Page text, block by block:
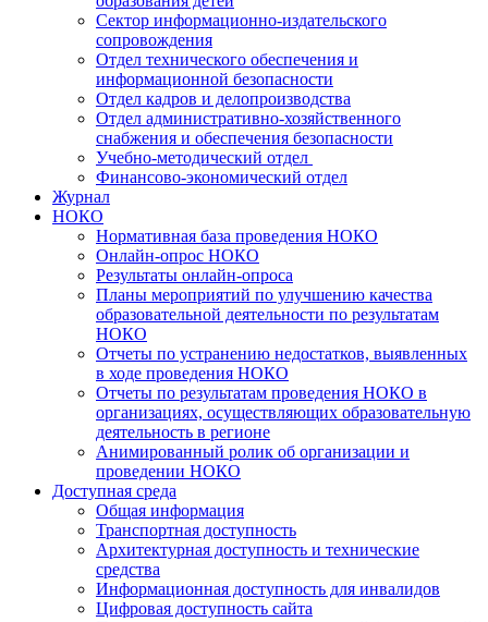
Сектор информационно-издательского
сопровождения
Отдел технического обеспечения и
информационной безопасности
Отдел кадров и делопроизводства
Отдел административно-хозяйственного
снабжения и обеспечения безопасности
Учебно-методический отдел
Финансово-экономический отдел
Журнал
НОКО
Нормативная база проведения НОКО
Онлайн-опрос НОКО
Результаты онлайн-опроса
Планы мероприятий по улучшению качества
образовательной деятельности по результатам
НОКО
Отчеты по устранению недостатков, выявленных
в ходе проведения НОКО
Отчеты по результатам проведения НОКО в
организациях, осуществляющих образовательную
деятельность в регионе
Анимированный ролик об организации и
проведении НОКО
Доступная среда
Общая информация
Транспортная доступность
Архитектурная доступность и технические
средства
Информационная доступность для инвалидов
Цифровая доступность сайта